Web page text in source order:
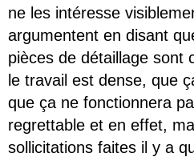
ne les intéresse
argumentent en disant
pièces de détaillage sont
le travail est dense, que
que ça ne fonctionnera
regrettable et en effet,
sollicitations faites il y a